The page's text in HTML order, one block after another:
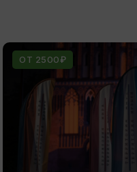
ОТ 2500₽